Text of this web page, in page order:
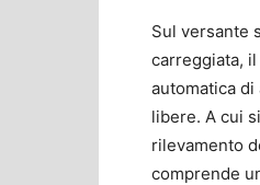
Sul versante
carreggiata,
automatica di
libere. A cui
rilevamento
comprende